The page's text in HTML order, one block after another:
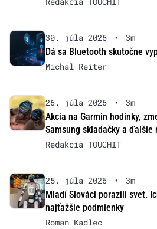
30. júla 2026 •
3m
Dá sa Bluetooth skutočne
Michal Reiter
26. júla 2026 •
3m
Akcia na Garmin hodinky,
Samsung skladačky a ďalšie
Redakcia TOUCHIT
25. júla 2026 •
3m
Mladí Slováci porazili svet.
najťažšie podmienky
Roman Kadlec